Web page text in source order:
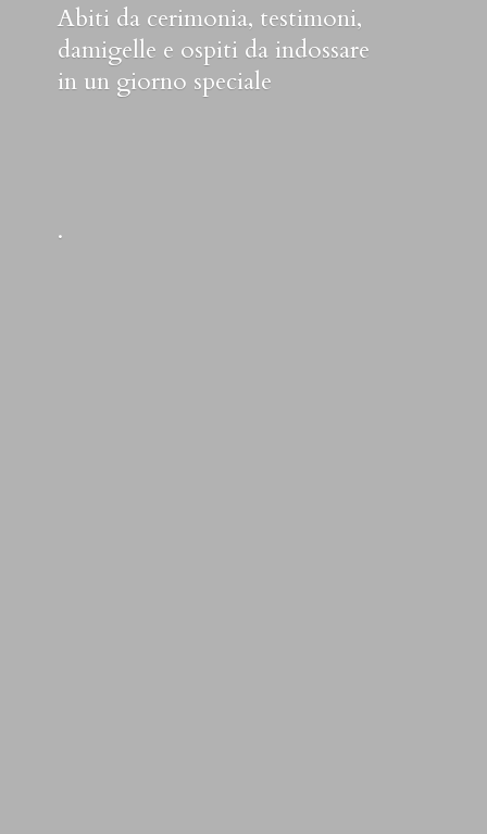
Abiti da cerimonia, testimoni,
damigelle e ospiti da indossare
in un giorno speciale
.